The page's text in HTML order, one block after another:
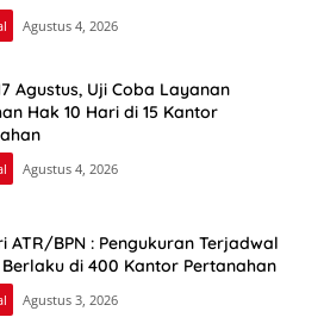
Agustus 4, 2026
Agustus, Uji Coba Layanan
Hak 10 Hari di 15 Kantor
Agustus 4, 2026
ATR/BPN : Pengukuran Terjadwal
Berlaku di 400 Kantor Pertanahan
Agustus 3, 2026